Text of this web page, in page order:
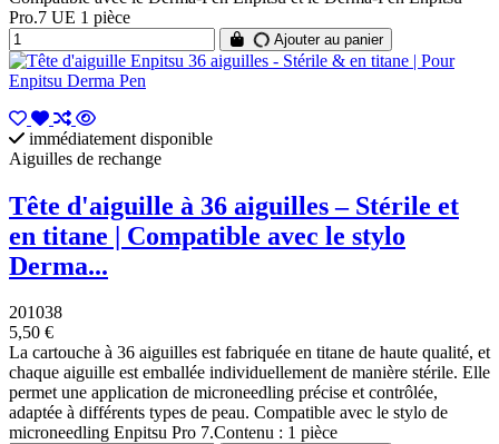
Pro.7 UE 1 pièce
Ajouter au panier
immédiatement disponible
Aiguilles de rechange
Tête d'aiguille à 36 aiguilles – Stérile et
en titane | Compatible avec le stylo
Derma...
201038
5,50 €
La cartouche à 36 aiguilles est fabriquée en titane de haute qualité, et
chaque aiguille est emballée individuellement de manière stérile. Elle
permet une application de microneedling précise et contrôlée,
adaptée à différents types de peau. Compatible avec le stylo de
microneedling Enpitsu Pro 7.Contenu : 1 pièce